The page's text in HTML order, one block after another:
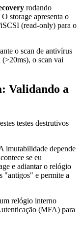
rodando
storage apresenta o
(read-only) para o
o scan de antivírus
o scan vai
Validando a
testes destrutivos
imutabilidade depende
se eu
e adiantar o relógio
"antigos" e permite a
relógio interno
(MFA) para